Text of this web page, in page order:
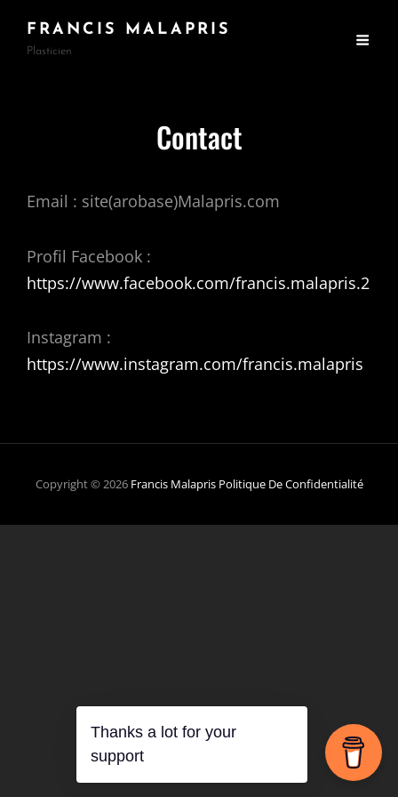
FRANCIS MALAPRIS
Plasticien
Contact
Email : site(arobase)Malapris.com
Profil Facebook :
https://www.facebook.com/francis.malapris.2
Instagram :
https://www.instagram.com/francis.malapris
Copyright © 2026 Francis Malapris Politique De Confidentialité
Thanks a lot for your
support